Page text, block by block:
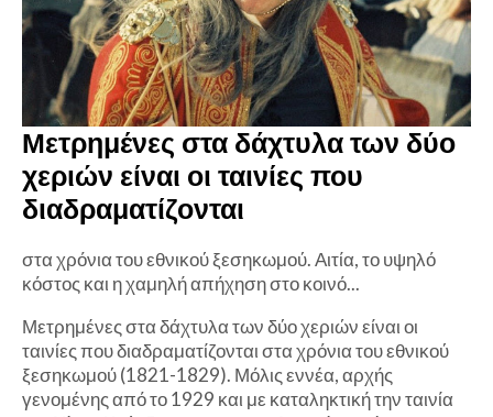
Μετρημένες στα δάχτυλα των δύο
χεριών είναι οι ταινίες που
διαδραματίζονται
στα χρόνια του εθνικού ξεσηκωμού. Αιτία, το υψηλό
κόστος και η χαμηλή απήχηση στο κοινό...
Μετρημένες στα δάχτυλα των δύο χεριών είναι οι
ταινίες που διαδραματίζονται στα χρόνια του εθνικού
ξεσηκωμού (1821-1829). Μόλις εννέα, αρχής
γενομένης από το 1929 και με καταληκτική την ταινία